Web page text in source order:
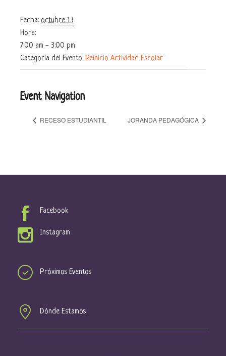
Fecha: octubre 13
Hora:
7:00 am - 3:00 pm
Categoría del Evento: Reinicio Actividad Escolar
Event Navigation
RECESO ESTUDIANTIL JORANDA PEDAGÓGICA
Facebook
Instagram
Próximos Eventos
Dónde Estamos